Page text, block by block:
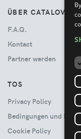
ÜBER CATALOVE
F.A.Q.
Kontact
Partner werden
TOS
Privacy Policy
Bedingungen und
Cookie Policy